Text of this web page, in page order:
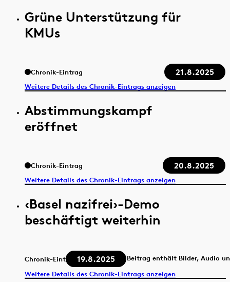
Grüne Unterstützung für
KMUs
Chronik-Eintrag 21.8.2025
Weitere Details des Chronik-Eintrags anzeigen
Abstimmungskampf
eröffnet
Chronik-Eintrag 20.8.2025
Weitere Details des Chronik-Eintrags anzeigen
‹Basel nazifrei›-Demo
beschäftigt weiterhin
Chronik-Eintrag 19.8.2025
Beitrag enthält Bilder, Audio
Weitere Details des Chronik-Eintrags anzeigen